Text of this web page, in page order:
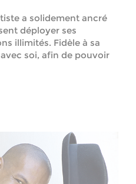
a solidement ancré
déployer ses
illimités. Fidèle à sa
soi, afin de pouvoir